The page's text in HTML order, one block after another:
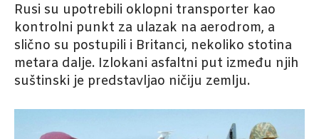
Rusi su upotrebili oklopni transporter kao
kontrolni punkt za ulazak na aerodrom, a
slično su postupili i Britanci, nekoliko stotina
metara dalje. Izlokani asfaltni put između njih
suštinski je predstavljao ničiju zemlju.